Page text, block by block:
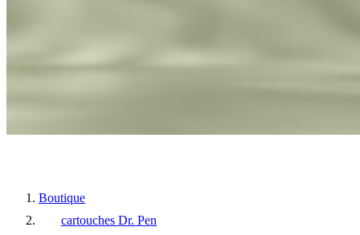
Boutique
cartouches Dr. Pen